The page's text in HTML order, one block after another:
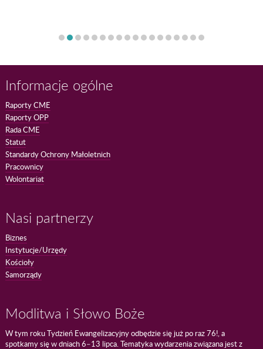
Informacje ogólne
Raporty CME
Raporty OPP
Rada CME
Statut
Standardy Ochrony Małoletnich
Pracownicy
Wolontariat
Nasi partnerzy
Biznes
Instytucje/Urzędy
Kościoły
Samorządy
Modlitwa i Słowo Boże
W tym roku Tydzień Ewangelizacyjny odbędzie się już po raz 76!, a
spotkamy się w dniach 6–13 lipca. Tematyka wydarzenia związana jest z